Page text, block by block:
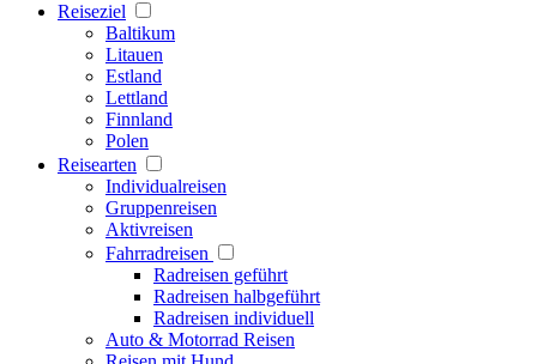
Reiseziel
Baltikum
Litauen
Estland
Lettland
Finnland
Polen
Reisearten
Individualreisen
Gruppenreisen
Aktivreisen
Fahrradreisen
Radreisen geführt
Radreisen halbgeführt
Radreisen individuell
Auto & Motorrad Reisen